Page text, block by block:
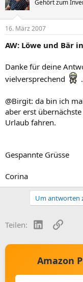
Gehört zum
16. März 2007
AW: Löwe und Bär
Danke für deine
vielversprechend
.
@Birgit: da bin ich
aber erst
Urlaub fahren.
Gespannte Grüsse
Corina
Um antworten
Teilen: LinkedInLink
Amazon